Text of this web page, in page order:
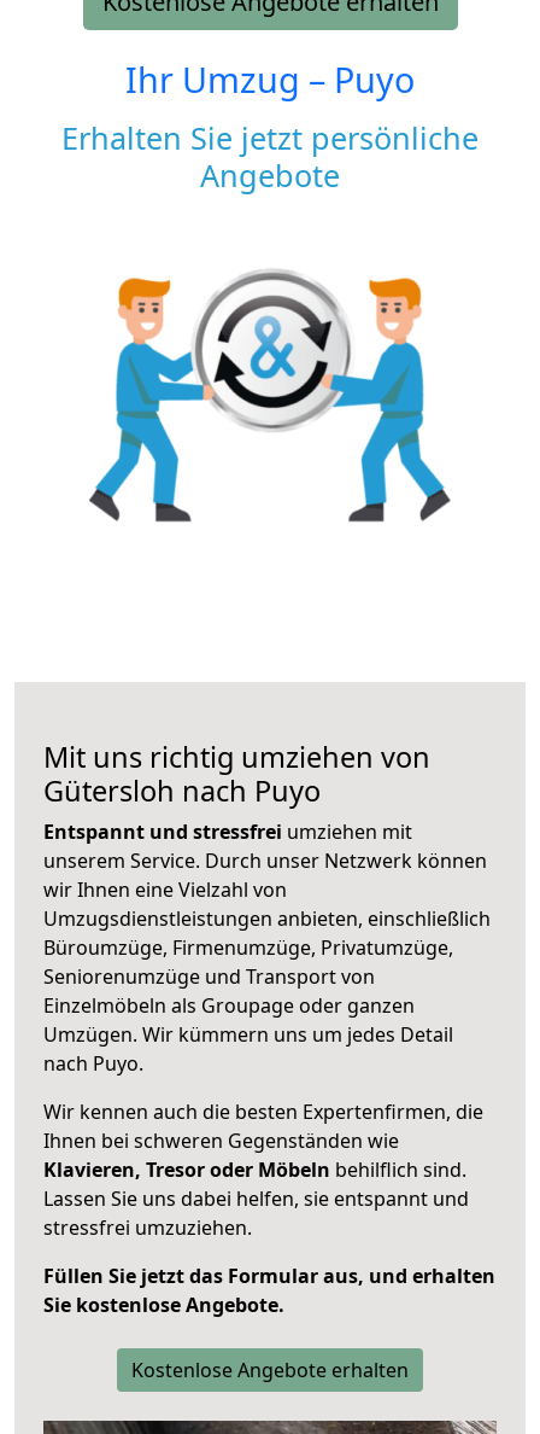
Ihr Umzug – Puyo
Erhalten Sie jetzt persönliche
Angebote
Mit uns richtig umziehen von
Gütersloh nach Puyo
Entspannt und stressfrei umziehen mit
unserem Service. Durch unser Netzwerk können
wir Ihnen eine Vielzahl von
Umzugsdienstleistungen anbieten, einschließlich
Büroumzüge, Firmenumzüge, Privatumzüge,
Seniorenumzüge und Transport von
Einzelmöbeln als Groupage oder ganzen
Umzügen. Wir kümmern uns um jedes Detail
nach Puyo.
Wir kennen auch die besten Expertenfirmen, die
Ihnen bei schweren Gegenständen wie
Klavieren, Tresor oder Möbeln behilflich sind.
Lassen Sie uns dabei helfen, sie entspannt und
stressfrei umzuziehen.
Füllen Sie jetzt das Formular aus, und erhalten
Sie kostenlose Angebote.
Kostenlose Angebote erhalten